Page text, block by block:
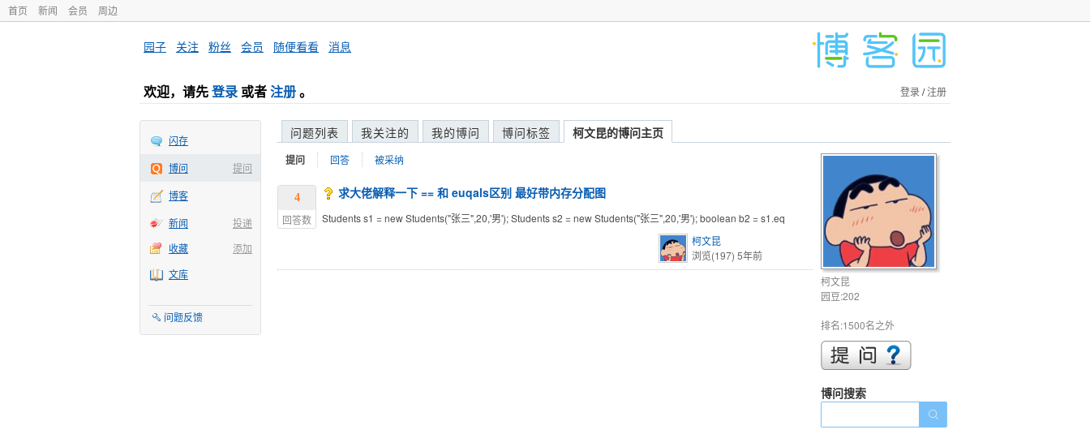
首页 新闻 会员 周边
园子 关注 粉丝 会员 随便看看 消息
欢迎，请先登录 或者注册。 登录/注册
闪存
提问
博问
博客
投递
新闻
添加
收藏
文库
问题反馈
问题列表 我关注的 我的博问 博问标签 柯文昆的博问主页
提问 回答 被采纳
4
回答数
求大佬解释一下 == 和 euqals区别 最好带内存分配图
Students s1 = new Students("张三",20,'男'); Students s2 = new Students("张三",20,'男'); boolean b2 = s1.eq
柯文昆
浏览(197) 5年前
柯文昆
园豆:202
排名:1500名之外
博问搜索